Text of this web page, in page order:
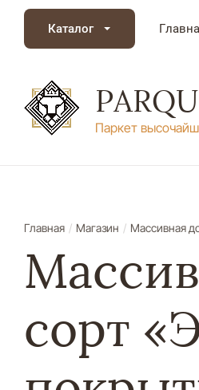
Каталог
Паркет
Главная / Магазин / Массивная
сорт